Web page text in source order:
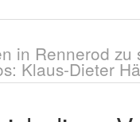
in Rennerod
Klaus-Dieter